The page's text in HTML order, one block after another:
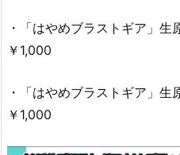
・「はやめブラストギア」
￥1,000
・「はやめブラストギア」
￥1,000